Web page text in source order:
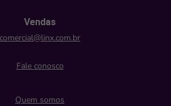
Vendas
comercial@linx.com.br
Fale conosco
Quem somos